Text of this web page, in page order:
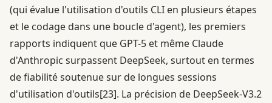
(qui évalue l'utilisation d'outils CLI en plusieurs étapes
et le codage dans une boucle d'agent), les premiers
rapports indiquent que GPT-5 et même Claude
d'Anthropic surpassent DeepSeek, surtout en termes
de fiabilité soutenue sur de longues sessions
d'utilisation d'outils[23]. La précision de DeepSeek-V3.2